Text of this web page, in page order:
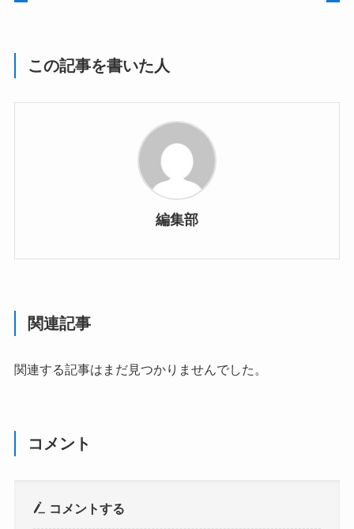
この記事を書いた人
編集部
関連記事
関連する記事はまだ見つかりませんでした。
コメント
コメントする